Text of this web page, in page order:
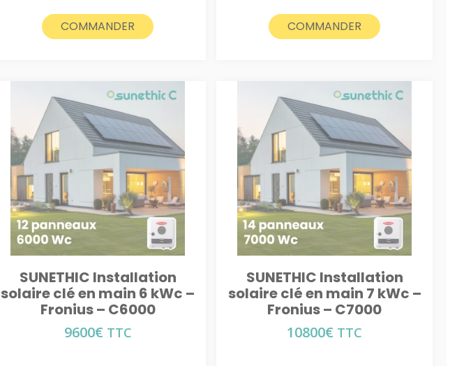
COMMANDER COMMANDER
SUNETHIC Installation
solaire clé en main 6 kWc –
Fronius – C6000
9600€ TTC
SUNETHIC Installation
solaire clé en main 7 kWc –
Fronius – C7000
10800€ TTC